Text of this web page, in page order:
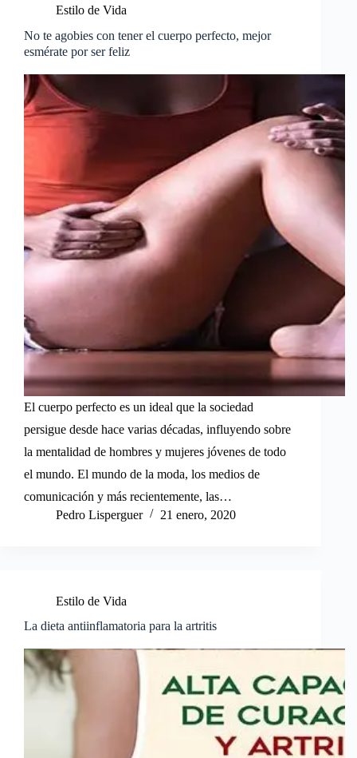
Estilo de Vida
No te agobies con tener el cuerpo perfecto, mejor
esmérate por ser feliz
El cuerpo perfecto es un ideal que la sociedad
persigue desde hace varias décadas, influyendo sobre
la mentalidad de hombres y mujeres jóvenes de todo
el mundo. El mundo de la moda, los medios de
comunicación y más recientemente, las…
Pedro Lisperguer
21 enero, 2020
Estilo de Vida
La dieta antiinflamatoria para la artritis